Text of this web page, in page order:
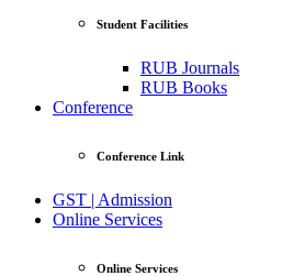
Student Facilities
RUB Journals
RUB Books
Conference
Conference Link
GST | Admission
Online Services
Online Services